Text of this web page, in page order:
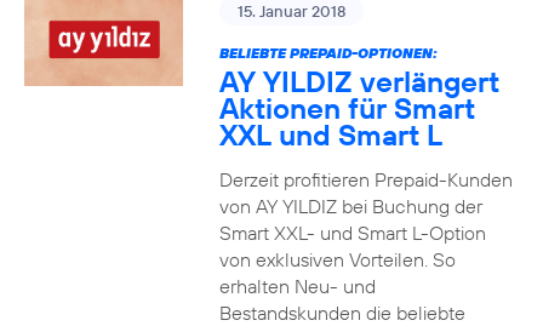
15. Januar 2018
BELIEBTE PREPAID-OPTIONEN:
AY YILDIZ verlängert
Aktionen für Smart
XXL und Smart L
Derzeit profitieren Prepaid-Kunden
von AY YILDIZ bei Buchung der
Smart XXL- und Smart L-Option
von exklusiven Vorteilen. So
erhalten Neu- und
Bestandskunden die beliebte